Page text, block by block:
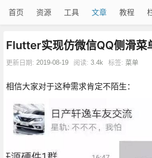
首页 资源 工具 文章 教程
Flutter实现仿微信QQ侧滑菜
更新日期: 2019-08-19 阅读: 3.4k 标签: 菜单
相信大家对于这种需求肯定不陌生：